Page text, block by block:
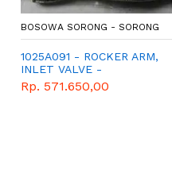
BOSOWA SORONG - SORONG
1025A091 - ROCKER ARM,
INLET VALVE -
TYPEKB4T
Rp. 571.650,00